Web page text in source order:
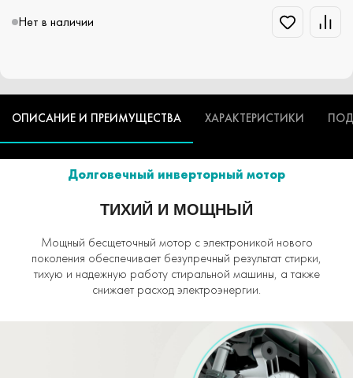
Нет в наличии
ОПИСАНИЕ И ПРЕИМУЩЕСТВА ХАРАКТЕРИСТИКИ
Долговечный инверторный мотор
ТИХИЙ И МОЩНЫЙ
Мощный бесщеточный мотор с электроникой нового
поколения обеспечивает безупречный результат стирки,
тихую и надежную работу стиральной машины, а также
снижает расход электроэнергии.